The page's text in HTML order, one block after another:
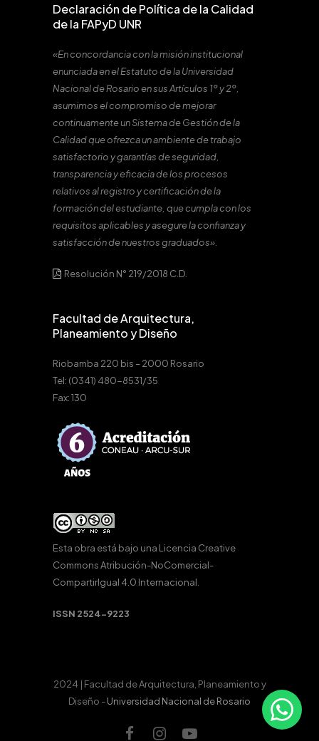
Declaración de Política de la Calidad
de la FAPyD UNR
«En concordancia con la misión institucional
enunciada en el Estatuto de la Universidad
Nacional de Rosario en sus Artículos 1º y 2º,
asumimos el compromiso de mejorar
continuamente un Sistema de Gestión de la
Calidad que ofrezca un ambiente de trabajo
satisfactorio y garantías de seguridad,
transparencia y eficacia de los procesos
relativos al registro y certificación de la
formación del estudiante, que cumpla con los
requisitos aplicables y asegure la confianza y
satisfacción de nuestros graduados».
Resolución N° 219/2018 C.D.
Facultad de Arquitectura,
Planeamiento y Diseño
Riobamba 220 bis – 2000 Rosario
Tel: (0341) 480-8531/35
Fax: 130
Esta obra está bajo una Licencia Creative
Commons Atribución-NoComercial-
CompartirIgual 4.0 Internacional.
ISSN 2524-9223
2024 | Facultad de Arquitectura, Planeamiento y
Diseño -Universidad Nacional de Rosario